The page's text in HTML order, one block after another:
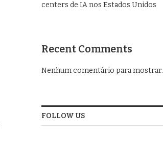
centers de IA nos Estados Unidos
Recent Comments
Nenhum comentário para mostrar.
FOLLOW US